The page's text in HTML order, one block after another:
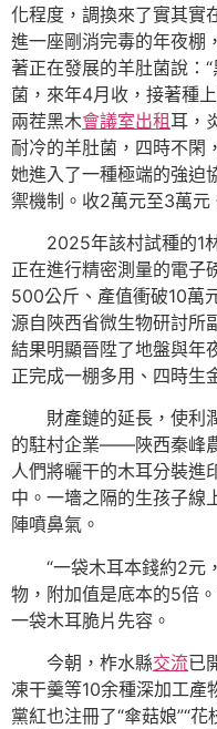
化程度，調換來了實其實
進一座剛消完毒的年夜棚
著正在發展的羊肚菌說：
菌，來年4月收，接著種
兩茬黑木會議室出租耳，
耐冷的羊肚菌，四時不閑
她進入了一種極端的強迫
禦機制。收2萬元至3萬元
2025年該村試種的1
正在進行精密測量的電子
500公斤、產值衝破10萬
源自陜西省微生物研討所
結果明顯晉陞了地盤與年
正完成一棚多用、四時生
財產鏈的延長，使利
的駐村企業——陜西秦峰
人們將曬干的木耳分裝進
中。一墻之隔的生孩子線
陣噴鼻氣。
“一袋木耳本錢約2元
物，附加值是底本的5倍
一袋木耳脆片先容。
今朝，柞水縣交流已
凍干羹等10余種深加工產
黨紅也注冊了“傘菇娘”“